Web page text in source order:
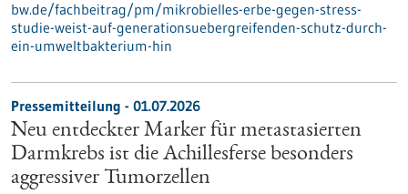
bw.de/fachbeitrag/pm/mikrobielles-erbe-gegen-stress-
studie-weist-auf-generationsuebergreifenden-schutz-durch-
ein-umweltbakterium-hin
Pressemitteilung - 01.07.2026
Neu entdeckter Marker für metastasierten
Darmkrebs ist die Achillesferse besonders
aggressiver Tumorzellen